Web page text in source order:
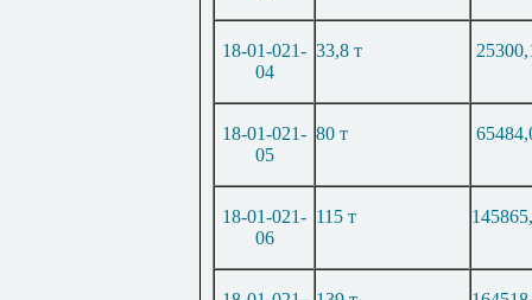
18-01-021-
04
33,8 т
18-01-021-
05
80 т
18-01-021-
06
115 т